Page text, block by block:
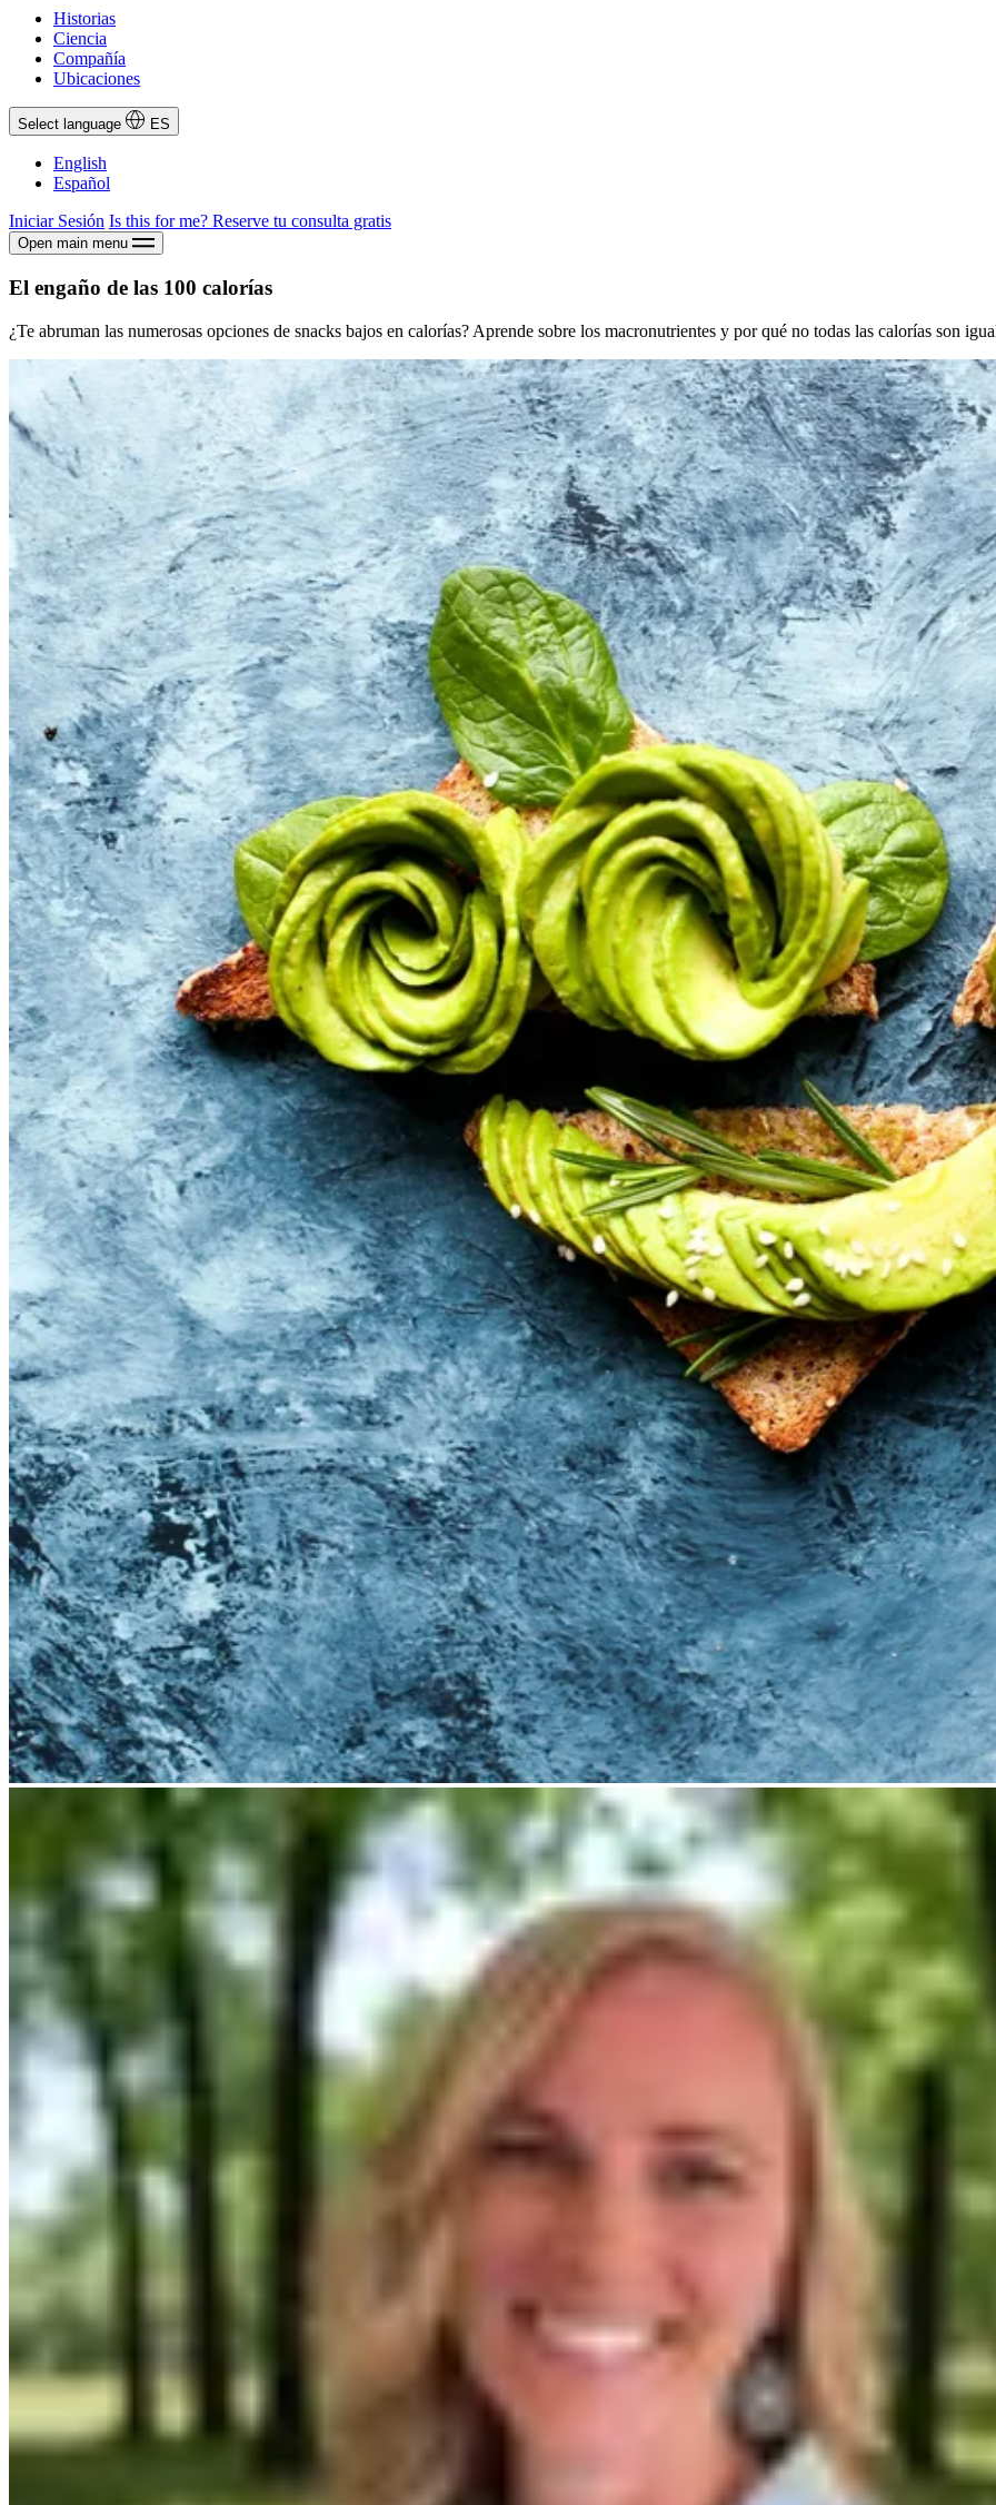
Historias
Ciencia
Compañía
Ubicaciones
Select language ES
English
Español
Iniciar Sesión Is this for me? Reserve tu consulta gratis
Open main menu
El engaño de las 100 calorías
¿Te abruman las numerosas opciones de snacks bajos en calorías? Aprende sobre los macronutrientes y por qué no todas las calorías son